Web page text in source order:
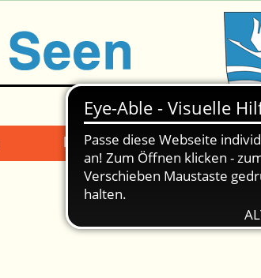
Mängelmeldung Suche -